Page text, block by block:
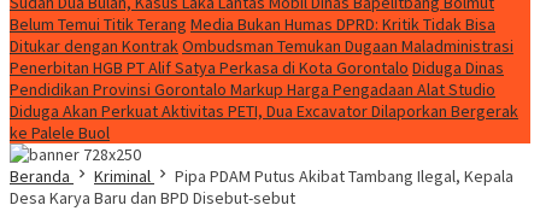
Belum Temui Titik Terang Media Bukan Humas DPRD: Kritik Tidak Bisa
Ditukar dengan KontrakOmbudsman Temukan Dugaan Maladministrasi
Penerbitan HGB PT Alif Satya Perkasa di Kota Gorontalo Diduga Dinas
Pendidikan Provinsi Gorontalo Markup Harga Pengadaan Alat Studio
Diduga Akan Perkuat Aktivitas PETI, Dua Excavator Dilaporkan Bergerak
ke Palele Buol
Beranda
Kriminal
Pipa PDAM Putus Akibat Tambang Ilegal, Kepala
Desa Karya Baru dan BPD Disebut-sebut